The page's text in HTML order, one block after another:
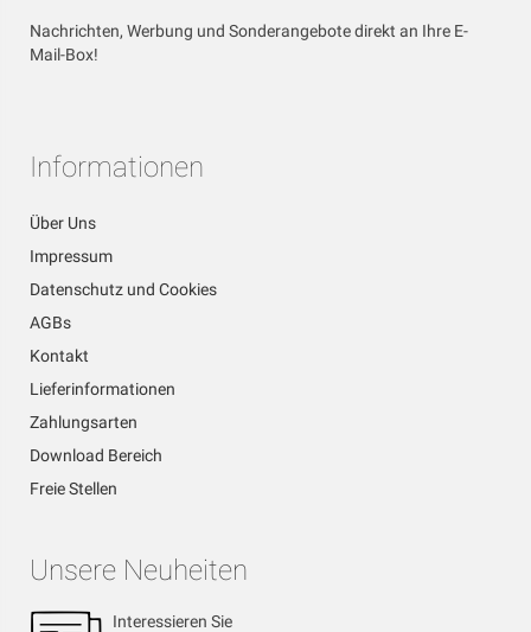
Nachrichten, Werbung und Sonderangebote direkt an Ihre E-
Mail-Box!
Informationen
Über Uns
Impressum
Datenschutz und Cookies
AGBs
Kontakt
Lieferinformationen
Zahlungsarten
Download Bereich
Freie Stellen
Unsere Neuheiten
Interessieren Sie